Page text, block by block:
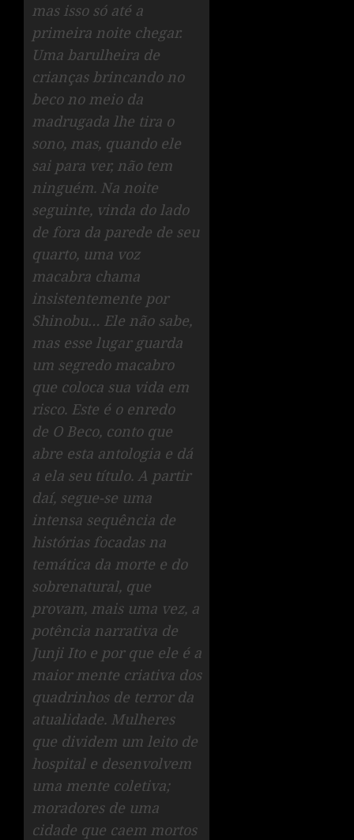
mas isso só até a
primeira noite chegar.
Uma barulheira de
crianças brincando no
beco no meio da
madrugada lhe tira o
sono, mas, quando ele
sai para ver, não tem
ninguém. Na noite
seguinte, vinda do lado
de fora da parede de seu
quarto, uma voz
macabra chama
insistentemente por
Shinobu… Ele não sabe,
mas esse lugar guarda
um segredo macabro
que coloca sua vida em
risco. Este é o enredo
de O Beco, conto que
abre esta antologia e dá
a ela seu título. A partir
daí, segue-se uma
intensa sequência de
histórias focadas na
temática da morte e do
sobrenatural, que
provam, mais uma vez, a
potência narrativa de
Junji Ito e por que ele é a
maior mente criativa dos
quadrinhos de terror da
atualidade. Mulheres
que dividem um leito de
hospital e desenvolvem
uma mente coletiva;
moradores de uma
cidade que caem mortos